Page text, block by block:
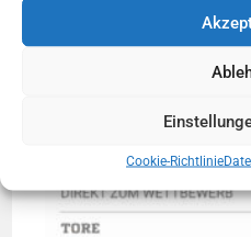
Cookie-Richtlinie